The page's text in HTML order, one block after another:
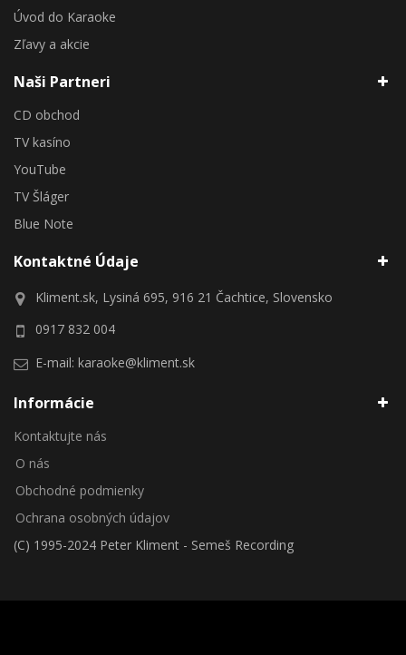
Úvod do Karaoke
Zľavy a akcie
Naši Partneri
CD obchod
TV kasíno
YouTube
TV Šláger
Blue Note
Kontaktné Údaje
Kliment.sk, Lysiná 695, 916 21 Čachtice, Slovensko
0917 832 004
E-mail: karaoke@kliment.sk
Informácie
Kontaktujte nás
O nás
Obchodné podmienky
Ochrana osobných údajov
(C) 1995-2024 Peter Kliment - Semeš Recording